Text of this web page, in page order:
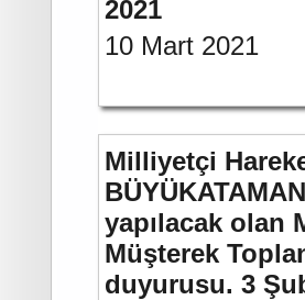
2021
10 Mart 2021
Milliyetçi
yapılacak olan
Müşterek
duyurusu. 3